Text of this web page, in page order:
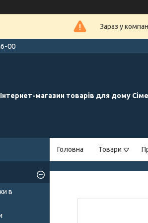
Зараз у
00
Інтернет-магазин товарів для дому
Головна Товари
в